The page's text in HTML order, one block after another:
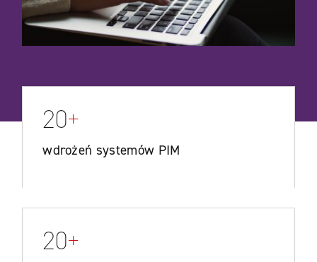
20+
wdrożeń systemów PIM
20+